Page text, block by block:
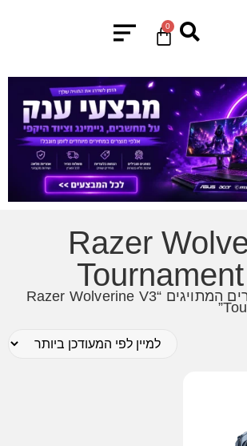
0
Razer
/ מוצרים המתויגים “Razer Wolverine V3